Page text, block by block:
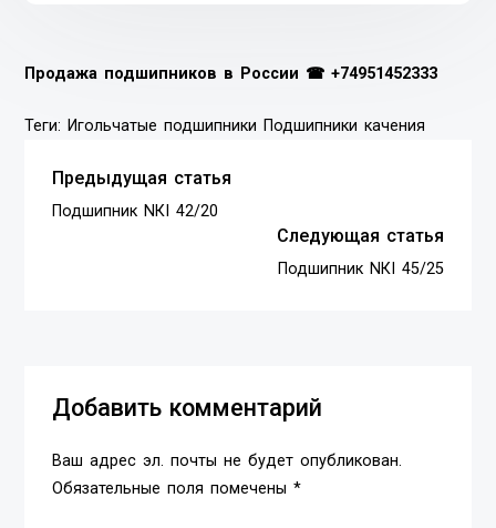
Продажа подшипников в России ☎+74951452333
Теги: Игольчатые подшипники Подшипники качения
Предыдущая статья
Подшипник NКI 42/20
Следующая статья
Подшипник NКI 45/25
Добавить комментарий
Ваш адрес эл. почты не будет опубликован.
Обязательные поля помечены *